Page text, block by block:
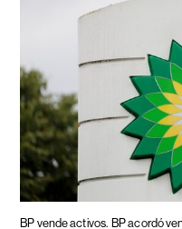
BP vende activos. BP acordó